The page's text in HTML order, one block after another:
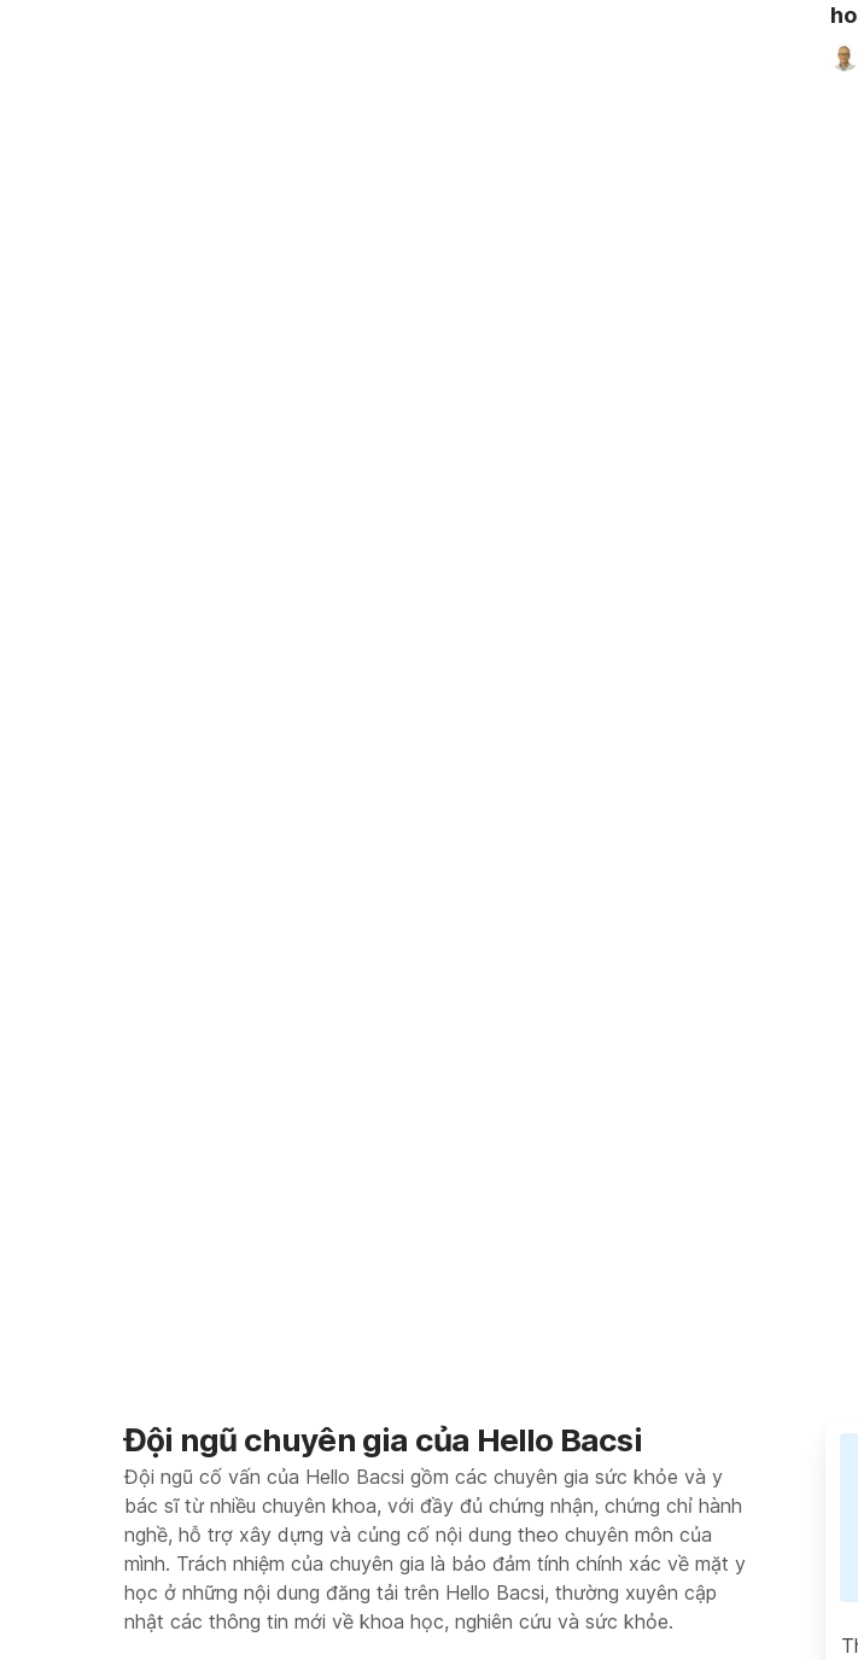
Đội ngũ chuyên gia của Hello Bacsi
Đội ngũ cố vấn của Hello Bacsi gồm các chuyên gia sức khỏe và y
bác sĩ từ nhiều chuyên khoa, với đầy đủ chứng nhận, chứng chỉ hành
nghề, hỗ trợ xây dựng và củng cố nội dung theo chuyên môn của
mình. Trách nhiệm của chuyên gia là bảo đảm tính chính xác về mặt y
học ở những nội dung đăng tải trên Hello Bacsi, thường xuyên cập
nhật các thông tin mới về khoa học, nghiên cứu và sức khỏe.